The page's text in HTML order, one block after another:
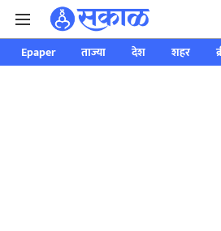
Epaper ताज्या देश शहर